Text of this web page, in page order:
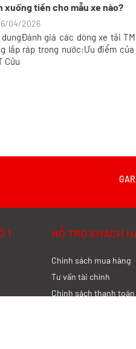
xuống tiền cho mẫu xe nào?
04/2026
dungĐánh giá các dòng xe tải
lắp ráp trong nước:Ưu điểm
Cửu
1
HỖ TRỢ KHÁCH
Chính sách mua hàng
Tư vấn tài chính
Chính sách thanh toán